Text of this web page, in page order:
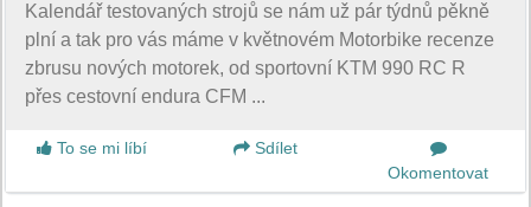
Kalendář testovaných strojů se nám už pár týdnů pěkně
plní a tak pro vás máme v květnovém Motorbike recenze
zbrusu nových motorek, od sportovní KTM 990 RC R
přes cestovní endura CFM ...
To se mi líbí
Sdílet
Okomentovat